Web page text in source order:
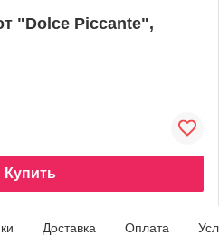
"Dolce Piccante",
Купить
Доставка Оплата